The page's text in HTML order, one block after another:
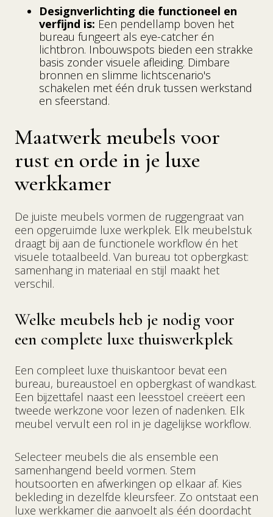
Designverlichting die functioneel en
verfijnd is: Een pendellamp boven het
bureau fungeert als eye-catcher én
lichtbron. Inbouwspots bieden een strakke
basis zonder visuele afleiding. Dimbare
bronnen en slimme lichtscenario's
schakelen met één druk tussen werkstand
en sfeerstand.
Maatwerk meubels voor
rust en orde in je luxe
werkkamer
De juiste meubels vormen de ruggengraat van
een opgeruimde luxe werkplek. Elk meubelstuk
draagt bij aan de functionele workflow én het
visuele totaalbeeld. Van bureau tot opbergkast:
samenhang in materiaal en stijl maakt het
verschil.
Welke meubels heb je nodig voor
een complete luxe thuiswerkplek
Een compleet luxe thuiskantoor bevat een
bureau, bureaustoel en opbergkast of wandkast.
Een bijzettafel naast een leesstoel creëert een
tweede werkzone voor lezen of nadenken. Elk
meubel vervult een rol in je dagelijkse workflow.
Selecteer meubels die als ensemble een
samenhangend beeld vormen. Stem
houtsoorten en afwerkingen op elkaar af. Kies
bekleding in dezelfde kleursfeer. Zo ontstaat een
luxe werkkamer die aanvoelt als één doordacht